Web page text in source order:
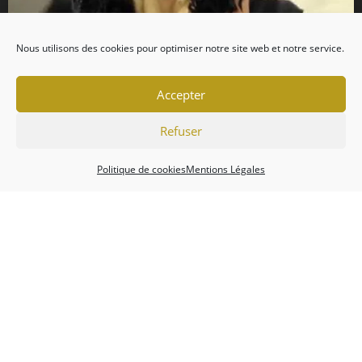
Nous utilisons des cookies pour optimiser notre site web et notre service.
Accepter
Refuser
Politique de cookiesMentions Légales